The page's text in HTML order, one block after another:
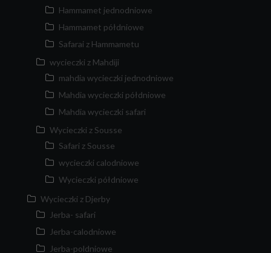
Hammamet jednodniowe
Hammamet półdniowe
Safarai z Hammametu
wycieczki z Mahdiji
mahdia wycieczki jednodniowe
Mahdia wycieczki półdniowe
Mahdia wycieczki safari
Wycieczki z Sousse
Safari z Sousse
wycieczki calodniowe
Wycieczki półdniowe
Wycieczki z Djerby
Jerba- safari
Jerba-calodniowe
Jerba-poldniowe